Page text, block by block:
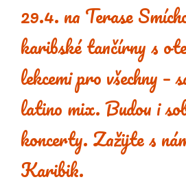
29.4. na Terase
karibské tančírny s
lekcemi pro všechny –
latino mix. Budou i
koncerty. Zažijte s
Karibik.